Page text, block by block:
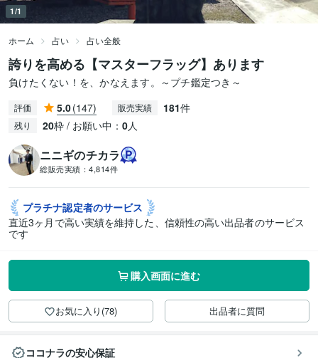
1/1
ホーム 占い 占い全般
誇りを高める【マスターフラッグ】あります
負けたくない！を、かなえます。～プチ鑑定つき～
評価 5.0(147) 販売実績 181件
残り 20枠 / お願い中： 0人
ニニギのチカラ
総販売実績： 4,814件
プラチナ認定者のサービス
直近3ヶ月で高い実績を維持した、信頼性の高い出品者のサービス
です
購入画面に進む
お気に入り(78) 出品者に質問
ココナラの安心保証